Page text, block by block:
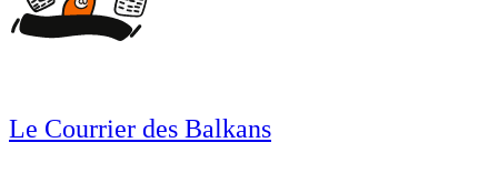
Le Courrier des Balkans